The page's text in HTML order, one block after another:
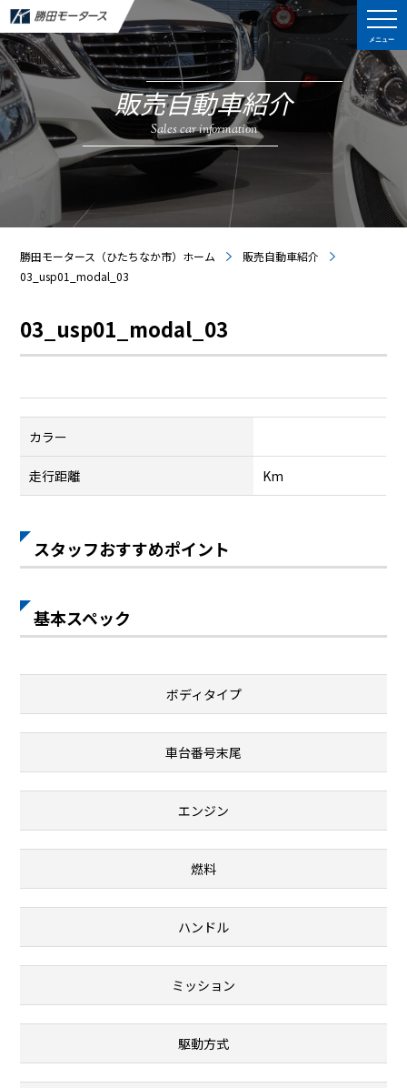
メニュー
販売自動車紹介
Sales car information
勝田モータース（ひたちなか市）ホーム
販売自動車紹介
03_usp01_modal_03
03_usp01_modal_03
カラー
走行距離 Km
スタッフおすすめポイント
基本スペック
ボディタイプ
車台番号末尾
エンジン
燃料
ハンドル
ミッション
駆動方式